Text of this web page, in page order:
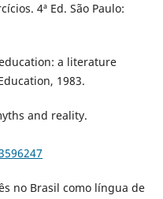
4ª Ed. São Paulo:
a literature
1983.
and reality.
no Brasil como língua de